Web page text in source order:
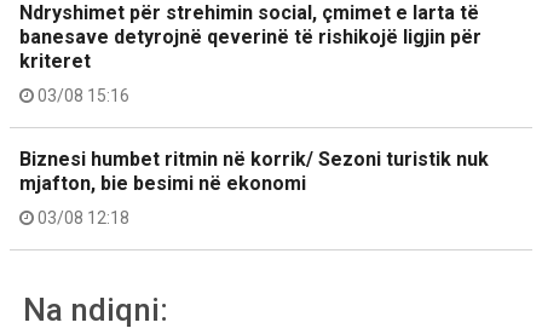
Ndryshimet për strehimin social, çmimet e larta të
banesave detyrojnë qeverinë të rishikojë ligjin për
kriteret
03/08 15:16
Biznesi humbet ritmin në korrik/ Sezoni turistik nuk
mjafton, bie besimi në ekonomi
03/08 12:18
Na ndiqni: